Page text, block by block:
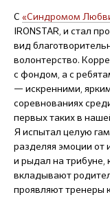
С «Синдромом
IRONSTAR, и стал
вид
волонтерство.
с фондом, а с
— искренними,
соревнованиях
первых таких в
Я испытал целую
разделяя эмоции от
и рыдал на трибуне,
вкладывают
проявляют тренеры